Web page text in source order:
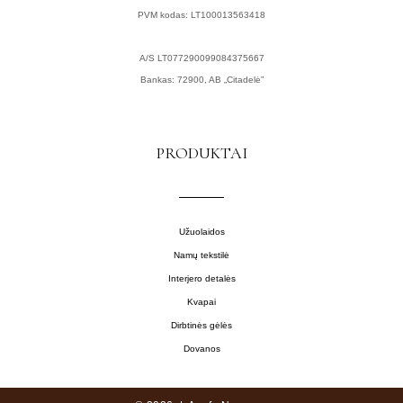
PVM kodas: LT100013563418
A/S LT077290099084375667
Bankas: 72900, AB „Citadelė”
PRODUKTAI
Užuolaidos
Namų tekstilė
Interjero detalės
Kvapai
Dirbtinės gėlės
Dovanos